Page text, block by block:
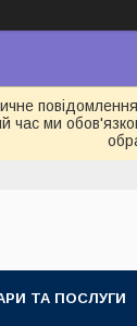
час ми
ТА ПОСЛУГИ